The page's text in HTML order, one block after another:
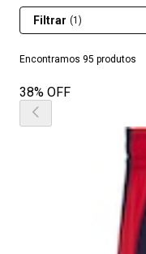
Encontramos 95 produtos
Filtrar (1)
38% OFF